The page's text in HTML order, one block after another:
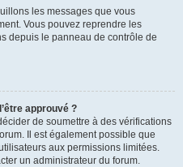
les messages que vous
Vous pouvez reprendre les
depuis le panneau de contrôle de
approuvé ?
de soumettre à des vérifications
Il est également possible que
aux permissions limitées.
un administrateur du forum.